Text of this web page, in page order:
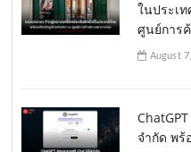
ในประเ
ศูนย์การ
August
จำกัด พร้